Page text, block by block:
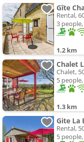
Gîte
Rental,
3
1.2 km
Chalet
Chalet,
5
1.3 km
Gite La
Rental,
5